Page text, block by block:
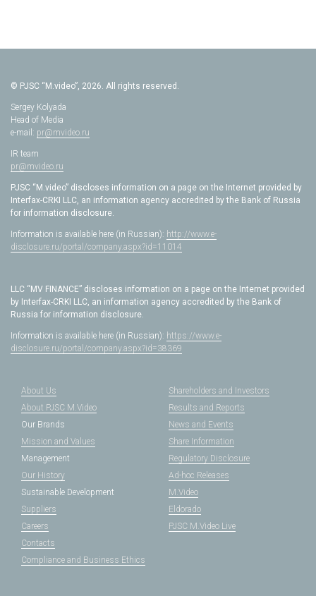
© PJSC “M.video”, 2026. All rights reserved.
Sergey Kolyada
Head of Media
e-mail: pr@mvideo.ru
IR team
pr@mvideo.ru
PJSC “M.video” discloses information on a page on the Internet provided by
Interfax-CRKI LLC, an information agency accredited by the Bank of Russia
for information disclosure.
Information is available here (in Russian): http://www.e-
disclosure.ru/portal/company.aspx?id=11014
LLC “MV FINANCE” discloses information on a page on the Internet provided
by Interfax-CRKI LLC, an information agency accredited by the Bank of
Russia for information disclosure.
Information is available here (in Russian): https://www.e-
disclosure.ru/portal/company.aspx?id=38369
About Us
About PJSC M.Video
Our Brands
Mission and Values
Management
Our History
Shareholders and Investors
Results and Reports
News and Events
Share Information
Regulatory Disclosure
Ad-hoc Releases
Sustainable Development
Suppliers
Careers
Contacts
Compliance and Business Ethics
M.Video
Eldorado
PJSC M.Video Live